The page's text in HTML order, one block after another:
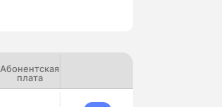
Абонентская
плата